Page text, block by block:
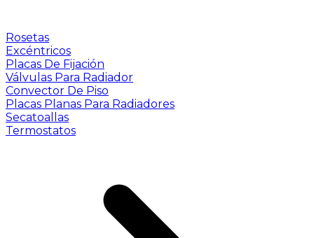
Rosetas
Excéntricos
Placas De Fijación
Válvulas Para Radiador
Convector De Piso
Placas Planas Para Radiadores
Secatoallas
Termostatos